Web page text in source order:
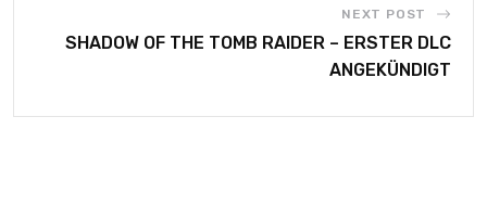
NEXT POST
SHADOW OF THE TOMB RAIDER – ERSTER DLC
ANGEKÜNDIGT